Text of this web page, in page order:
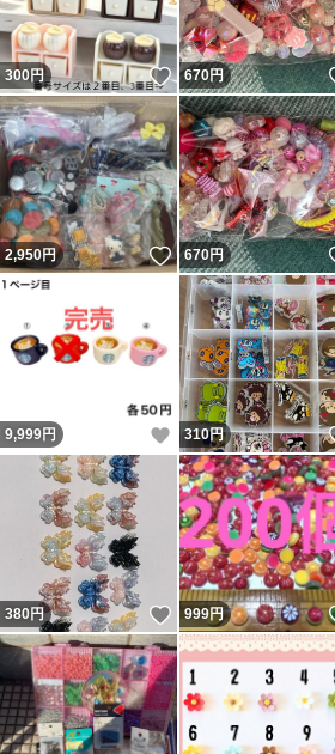
300円 いいね！
670円
2,950円 いいね！
670円
9,999円 いいね！
310円
380円 いいね！
999円